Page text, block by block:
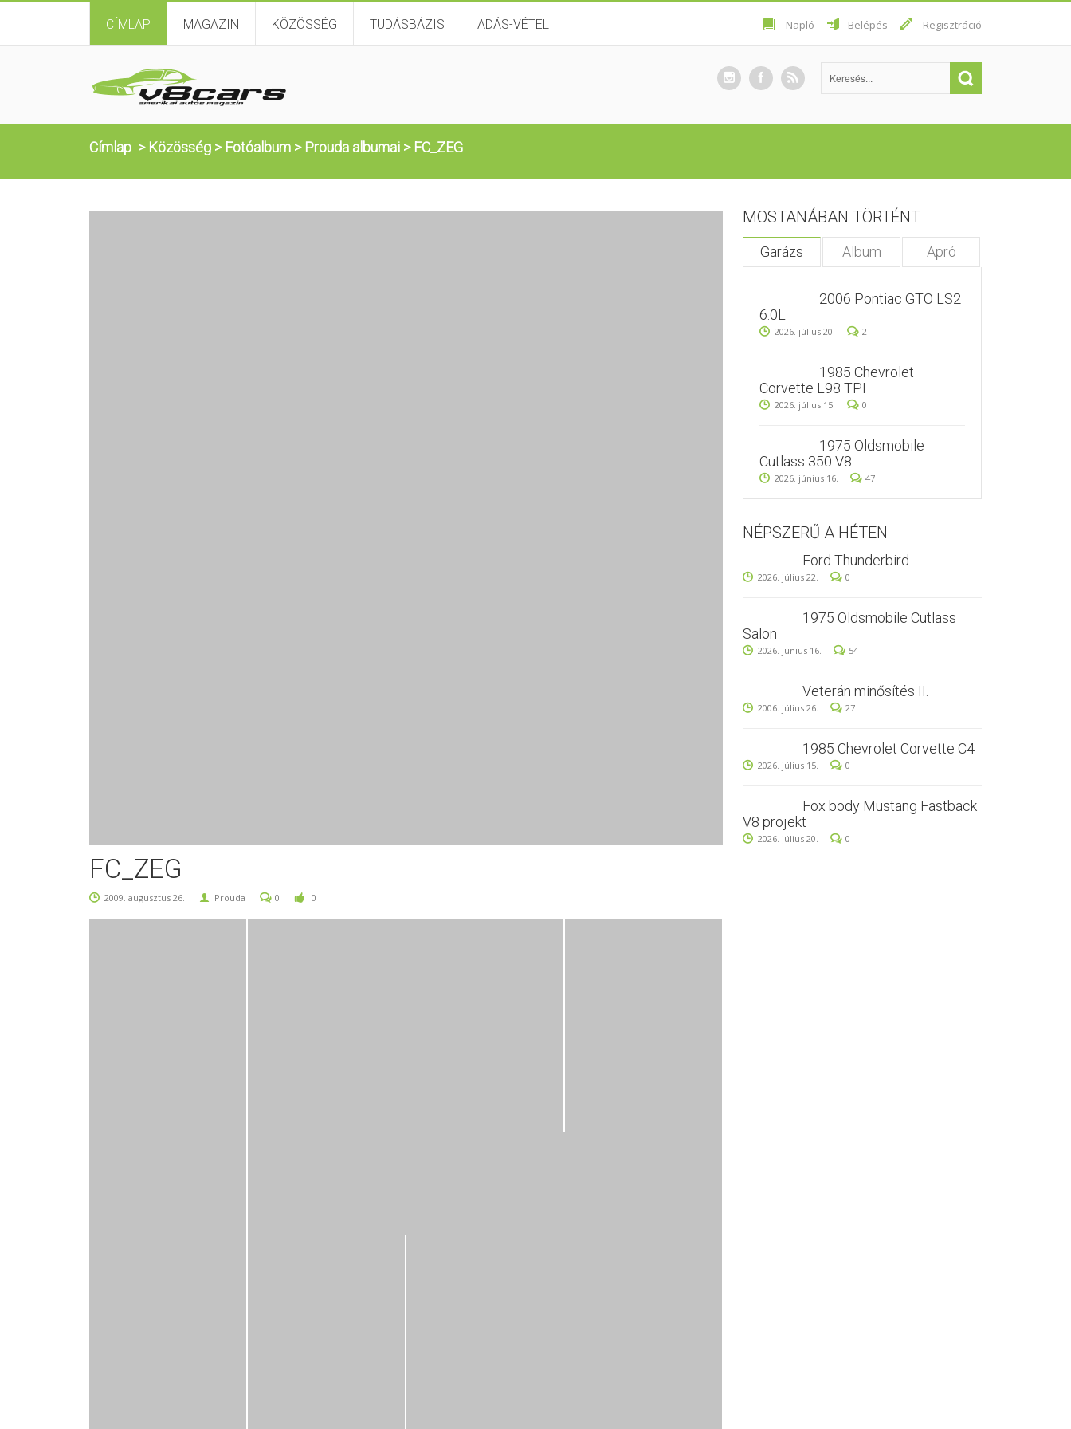
CÍMLAP MAGAZIN KÖZÖSSÉG TUDÁSBÁZIS ADÁS-VÉTEL Napló Belépés Regisztráció
Címlap > Közösség > Fotóalbum > Prouda albumai > FC_ZEG
FC_ZEG
2009. augusztus 26. Prouda 0 0
MOSTANÁBAN TÖRTÉNT
Garázs Album Apró
2006 Pontiac GTO LS2
6.0L
2026. július 20. 2
1985 Chevrolet
Corvette L98 TPI
2026. július 15. 0
1975 Oldsmobile
Cutlass 350 V8
2026. június 16. 47
NÉPSZERŰ A HÉTEN
Ford Thunderbird
2026. július 22. 0
1975 Oldsmobile Cutlass
Salon
2026. június 16. 54
Veterán minősítés II.
2006. július 26. 27
1985 Chevrolet Corvette C4
2026. július 15. 0
Fox body Mustang Fastback
V8 projekt
2026. július 20. 0